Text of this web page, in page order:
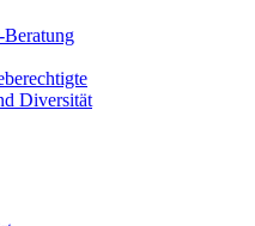
Beratung
Diversität